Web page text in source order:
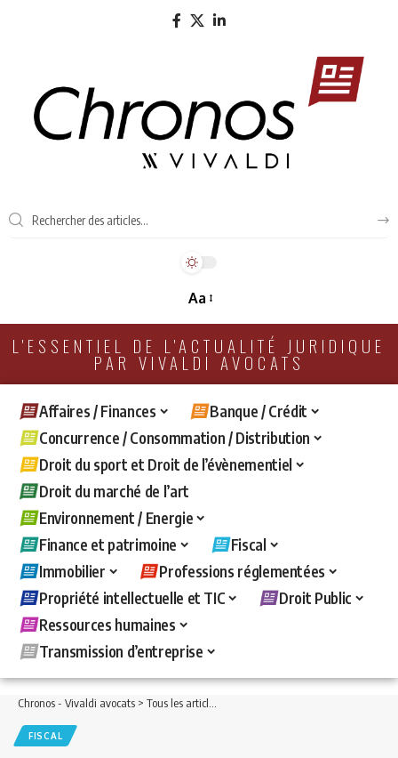
Aa
L'ESSENTIEL DE L'ACTUALITÉ JURIDIQUE
PAR VIVALDI AVOCATS
Affaires / Finances
Banque / Crédit
Concurrence / Consommation / Distribution
Droit du sport et Droit de l’évènementiel
Droit du marché de l’art
Environnement / Energie
Finance et patrimoine
Fiscal
Immobilier
Professions réglementées
Propriété intellectuelle et TIC
Droit Public
Ressources humaines
Transmission d’entreprise
Chronos - Vivaldi avocats > Tous les articles
FISCAL